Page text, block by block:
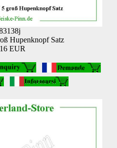
Hupenknopf Satz
EUR